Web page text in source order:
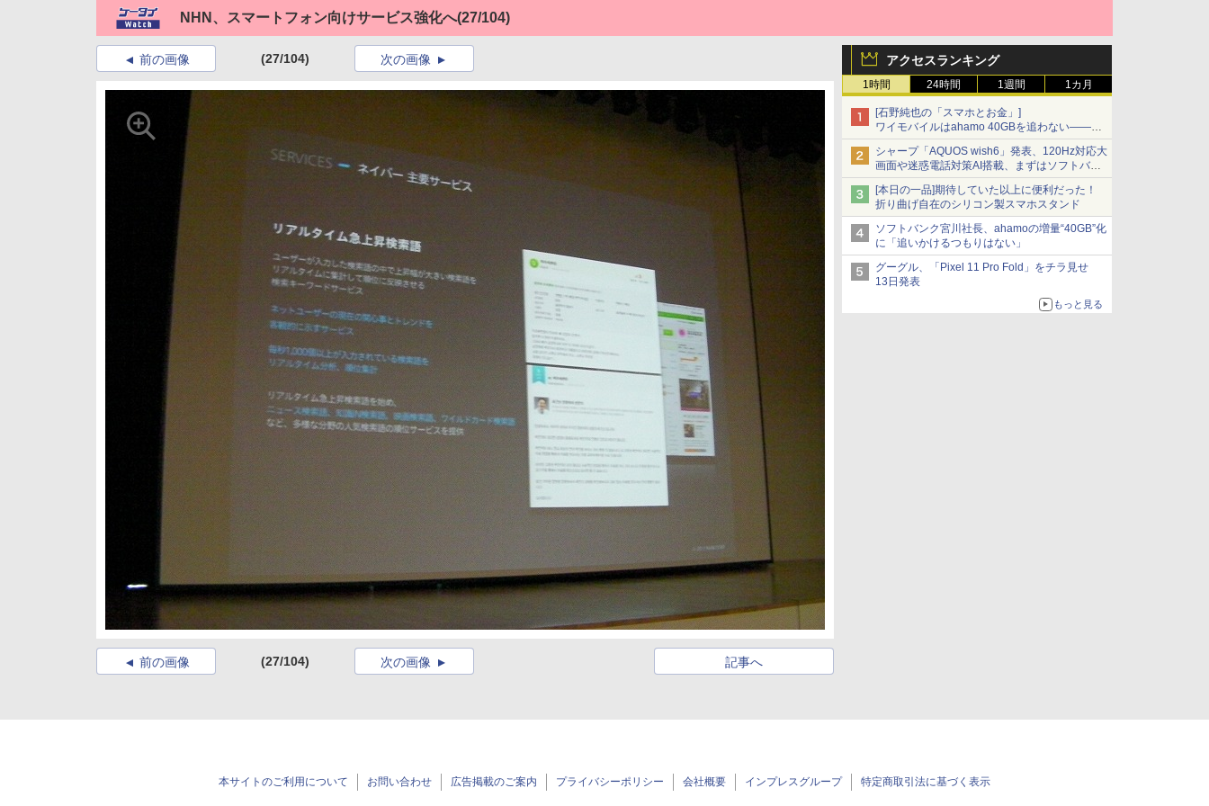
NHN、スマートフォン向けサービス強化へ(27/104)
アクセスランキング
1時間 24時間 1週間 1カ月
[石野純也の「スマホとお金」]
ワイモバイルはahamo 40GBを追わない――単
身向け「超おトク割」の安さと1年限定の注意
点
シャープ「AQUOS wish6」発表、120Hz対応大
画面や迷惑電話対策AI搭載、まずはソフトバン
クの法人向け
[本日の一品]期待していた以上に便利だった！
折り曲げ自在のシリコン製スマホスタンド
ソフトバンク宮川社長、ahamoの増量“40GB”化
に「追いかけるつもりはない」
グーグル、「Pixel 11 Pro Fold」をチラ見せ
13日発表
もっと見る
前の画像 (27/104) 次の画像
前の画像 (27/104) 記事へ
次の画像
本サイトのご利用について お問い合わせ 広告掲載のご案内 プライバシーポリシー 会社概要 インプレスグループ 特定商取引法に基づく表示